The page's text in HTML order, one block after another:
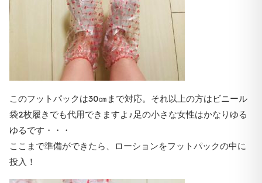
このフットパックは30㎝まで対応。それ以上の方はビニール
袋2枚履きでも代用できますよ♪足の小さな女性はかなりゆる
ゆるです・・・
ここまで準備ができたら、ローションをフットパックの中に
投入！